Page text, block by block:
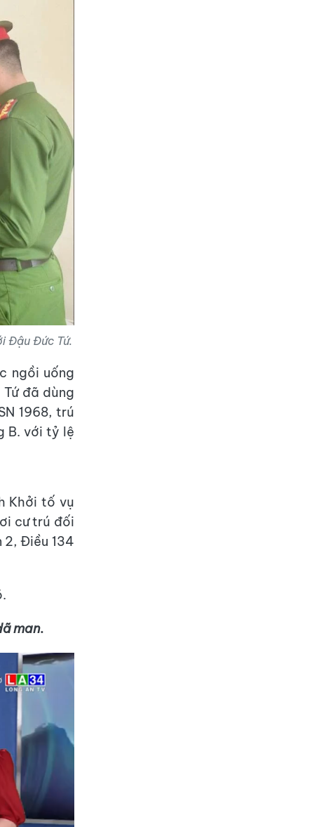
Đậu Đức Tứ.
ngồi uống
đã dùng
1968, trú
B. với tỷ lệ
Khởi tố vụ
cư trú đối
Điều 134
man.